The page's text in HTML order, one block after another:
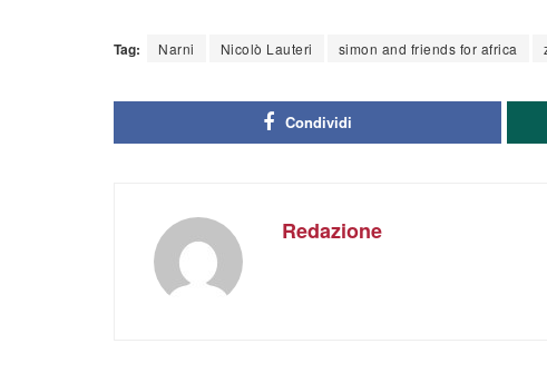
Tag: Narni Nicolò Lauteri simon and friends for africa
Condividi
Redazione